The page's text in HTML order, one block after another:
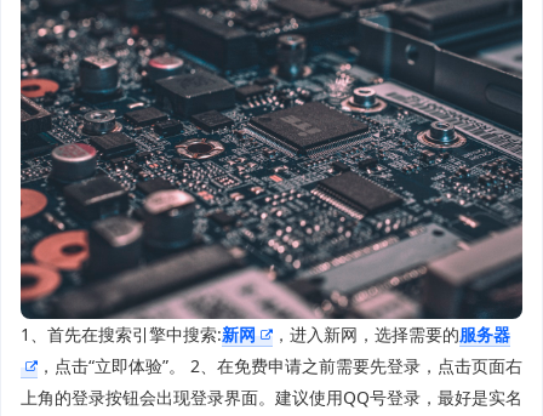
1、首先在搜索引擎中搜索:新网 ，进入新网，选择需要的服务器
，点击“立即体验”。 2、在免费申请之前需要先登录，点击页面右
上角的登录按钮会出现登录界面。建议使用QQ号登录，最好是实名